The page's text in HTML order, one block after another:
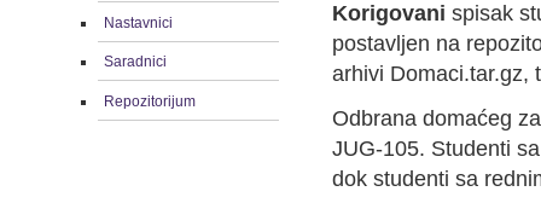
Nastavnici
Saradnici
Repozitorijum
Korigovani spisak
postavljen na
arhivi Domaci.tar.gz,
Odbrana domaćeg
JUG-105. Studenti
dok studenti sa